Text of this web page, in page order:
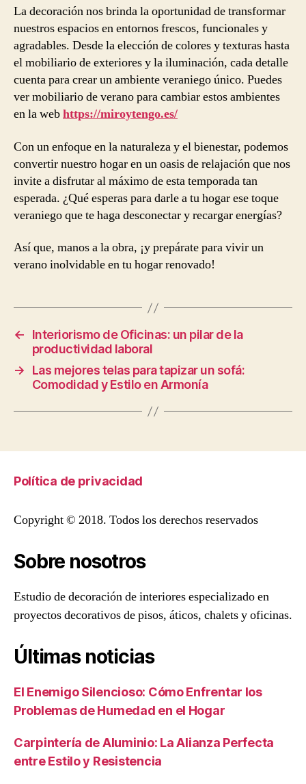
La decoración nos brinda la oportunidad de transformar
nuestros espacios en entornos frescos, funcionales y
agradables. Desde la elección de colores y texturas hasta
el mobiliario de exteriores y la iluminación, cada detalle
cuenta para crear un ambiente veraniego único. Puedes
ver mobiliario de verano para cambiar estos ambientes
en la webhttps://miroytengo.es/
Con un enfoque en la naturaleza y el bienestar, podemos
convertir nuestro hogar en un oasis de relajación que nos
invite a disfrutar al máximo de esta temporada tan
esperada. ¿Qué esperas para darle a tu hogar ese toque
veraniego que te haga desconectar y recargar energías?
Así que, manos a la obra, ¡y prepárate para vivir un
verano inolvidable en tu hogar renovado!
←
Interiorismo de Oficinas: un pilar de la
productividad laboral
→
Las mejores telas para tapizar un sofá:
Comodidad y Estilo en Armonía
Política de privacidad
Copyright © 2018. Todos los derechos reservados
Sobre nosotros
Estudio de decoración de interiores especializado en
proyectos decorativos de pisos, áticos, chalets y oficinas.
Últimas noticias
El Enemigo Silencioso: Cómo Enfrentar los
Problemas de Humedad en el Hogar
Carpintería de Aluminio: La Alianza Perfecta
entre Estilo y Resistencia